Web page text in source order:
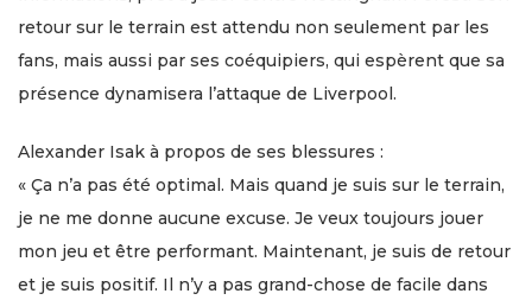
retour sur le terrain est attendu non seulement par les
fans, mais aussi par ses coéquipiers, qui espèrent que sa
présence dynamisera l’attaque de Liverpool.
Alexander Isak à propos de ses blessures :
« Ça n’a pas été optimal. Mais quand je suis sur le terrain,
je ne me donne aucune excuse. Je veux toujours jouer
mon jeu et être performant. Maintenant, je suis de retour
et je suis positif. Il n’y a pas grand-chose de facile dans